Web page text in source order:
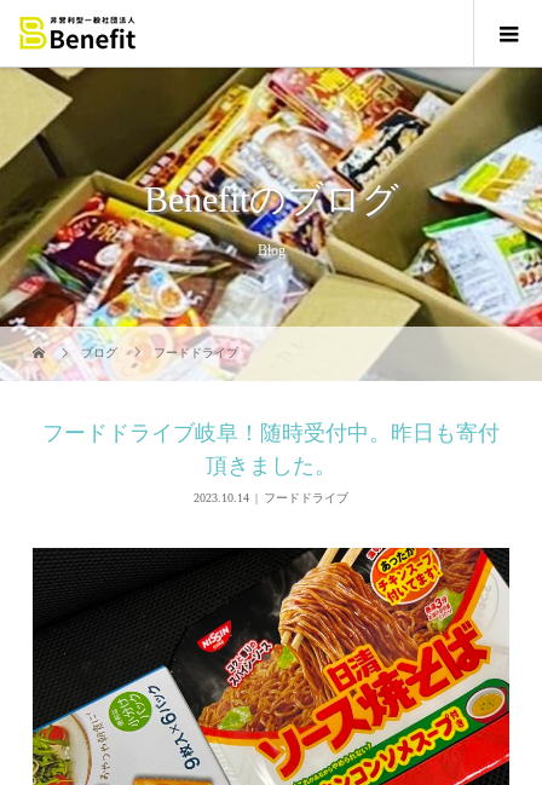
Benefitのブログ
Blog
ブログ フードドライブ
フードドライブ岐阜！随時受付中。昨日も寄付
頂きました。
2023.10.14 フードドライブ